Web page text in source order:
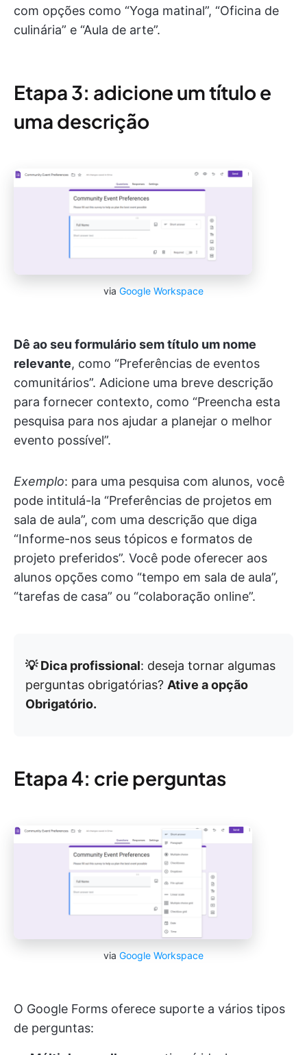
com opções como “Yoga matinal”, “Oficina de
culinária” e “Aula de arte”.
Etapa 3: adicione um título e
uma descrição
via Google Workspace
Dê ao seu formulário sem título um nome
relevante, como “Preferências de eventos
comunitários”. Adicione uma breve descrição
para fornecer contexto, como “Preencha esta
pesquisa para nos ajudar a planejar o melhor
evento possível”.
Exemplo: para uma pesquisa com alunos, você
pode intitulá-la “Preferências de projetos em
sala de aula”, com uma descrição que diga
“Informe-nos seus tópicos e formatos de
projeto preferidos”. Você pode oferecer aos
alunos opções como “tempo em sala de aula”,
“tarefas de casa” ou “colaboração online”.
💡 Dica profissional: deseja tornar algumas
perguntas obrigatórias? Ative a opção
Obrigatório.
Etapa 4: crie perguntas
via Google Workspace
O Google Forms oferece suporte a vários tipos
de perguntas: